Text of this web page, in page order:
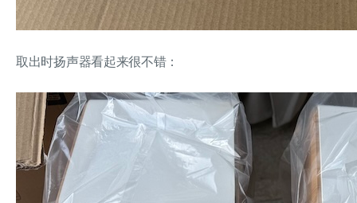
取出时扬声器看起来很不错：